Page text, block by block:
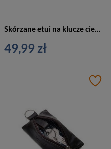
Skórzane etui na klucze ciemnobrązowe - SOLIER SA11
49,99 zł